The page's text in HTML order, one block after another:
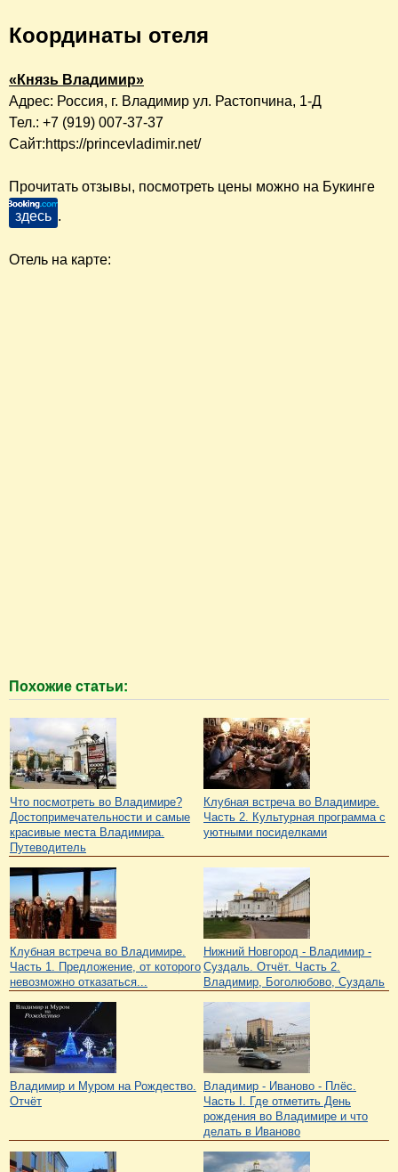
Координаты отеля
«Князь Владимир»
Адрес: Россия, г. Владимир ул. Растопчина, 1-Д
Тел.: +7 (919) 007-37-37
Сайт:https://princevladimir.net/
Прочитать отзывы, посмотреть цены можно на Букинге
здесь .
Отель на карте:
Похожие статьи:
Что посмотреть во Владимире?
Достопримечательности и самые
красивые места Владимира.
Путеводитель
Клубная встреча во Владимире.
Часть 2. Культурная программа с
уютными посиделками
Клубная встреча во Владимире.
Часть 1. Предложение, от которого
невозможно отказаться...
Нижний Новгород - Владимир -
Суздаль. Отчёт. Часть 2.
Владимир, Боголюбово, Суздаль
Владимир и Муром на Рождество.
Отчёт
Владимир - Иваново - Плёс.
Часть I. Где отметить День
рождения во Владимире и что
делать в Иваново